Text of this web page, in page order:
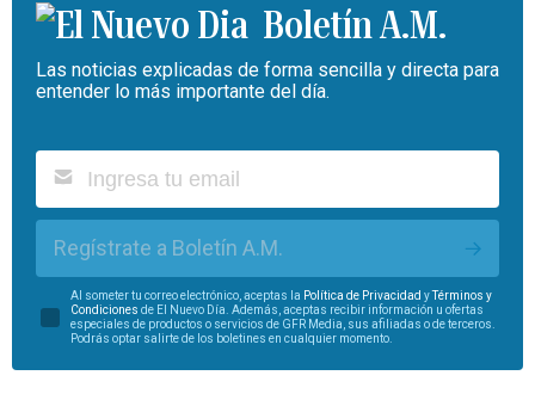
Boletín A.M.
Las noticias explicadas de forma sencilla y directa para
entender lo más importante del día.
Regístrate a Boletín A.M.
Al someter tu correo electrónico, aceptas la Política de Privacidad yTérminos y
Condiciones de El Nuevo Día. Además, aceptas recibir información u ofertas
especiales de productos o servicios de GFR Media, sus afiliadas o de terceros.
Podrás optar salirte de los boletines en cualquier momento.